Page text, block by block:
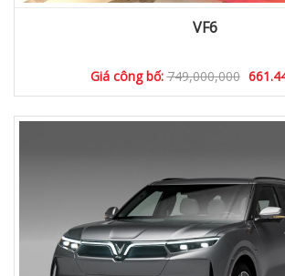
VF6
Giá công bố:749,000,000